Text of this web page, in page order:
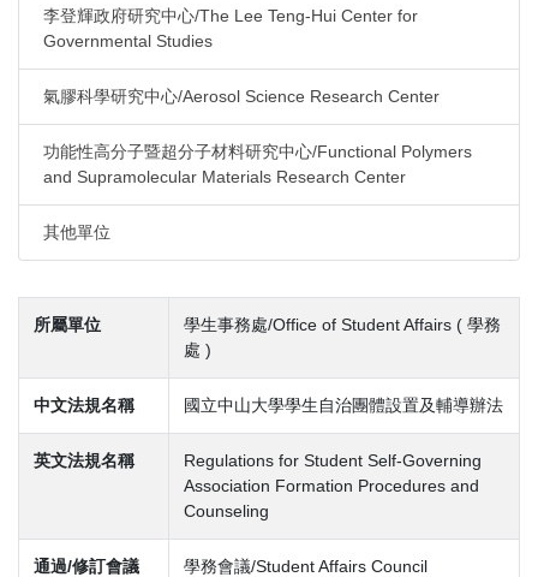
李登輝政府研究中心/The Lee Teng-Hui Center for
Governmental Studies
氣膠科學研究中心/Aerosol Science Research Center
功能性高分子暨超分子材料研究中心/Functional Polymers
and Supramolecular Materials Research Center
其他單位
所屬單位
學生事務處/Office of Student Affairs ( 學務
處 )
中文法規名稱 國立中山大學學生自治團體設置及輔導辦法
英文法規名稱
Regulations for Student Self-Governing
Association Formation Procedures and
Counseling
通過/修訂會議 學務會議/Student Affairs Council